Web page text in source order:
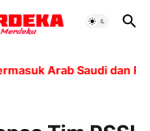
Arab Saudi dan